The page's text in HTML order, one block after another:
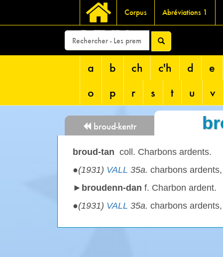
Corpus Abréviations 1
DEVRI
a b ch c'h d
e
o
p r s t u v
broud-kentr
broud-tan coll. Charbons ardents.
●(1931) VALL 35a. charbons
►broudenn-dan f. Charbon ardent.
●(1931) VALL 35a. charbons